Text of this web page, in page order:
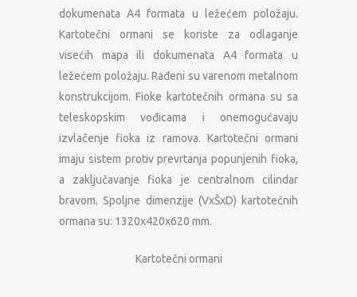
dokumenata A4 formata u ležećem položaju.
Kartotečni ormani se koriste za odlaganje
visećih mapa ili dokumenata A4 formata u
ležećem položaju. Rađeni su varenom metalnom
konstrukcijom. Fioke kartotečnih ormana su sa
teleskopskim vođicama i onemogućavaju
izvlačenje fioka iz ramova. Kartotečni ormani
imaju sistem protiv prevrtanja popunjenih fioka,
a zaključavanje fioka je centralnom cilindar
bravom. Spoljne dimenzije (VxŠxD) kartotečnih
ormana su: 1320x420x620 mm.
Kartotečni ormani